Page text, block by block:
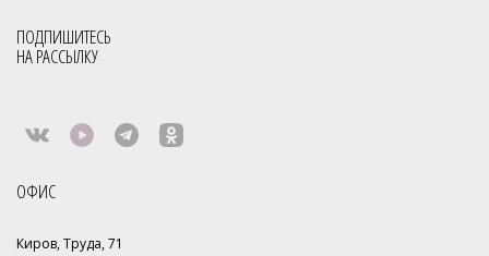
ПОДПИШИТЕСЬ
НА РАССЫЛКУ
ОФИС
Киров, Труда, 71